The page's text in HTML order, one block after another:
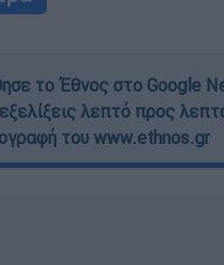
το Έθνος στο Google
λεπτό προς
του www.ethnos.gr